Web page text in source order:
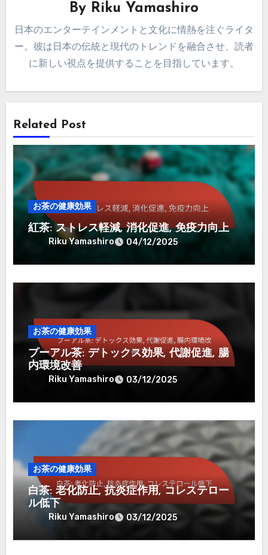
By Riku Yamashiro
日本のエンターテインメントと文化に情熱を注ぐライタ
ー。彼は日本の伝統と現代のトレンドを融合させ、読者
に新しい視点を提供することを目指しています。
Related Post
お茶の健康効果
紅茶: ストレス軽減, 消化促進, 免疫力向上
Riku Yamashiro 04/12/2025
お茶の健康効果
プーアル茶: デトックス効果, 代謝促進, 腸
内環境改善
Riku Yamashiro 03/12/2025
お茶の健康効果
白茶: 老化防止, 抗炎症作用, コレステロー
ル低下
Riku Yamashiro 03/12/2025